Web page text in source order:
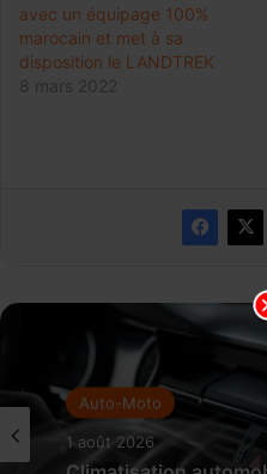
avec un équipage 100%
marocain et met à sa
disposition le LANDTREK
8 mars 2022
Auto-Moto
1 août 2026